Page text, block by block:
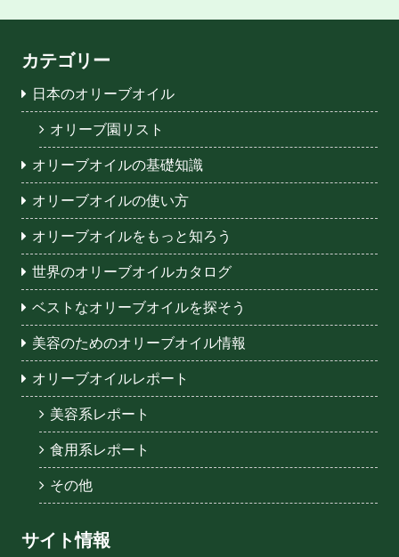
カテゴリー
日本のオリーブオイル
オリーブ園リスト
オリーブオイルの基礎知識
オリーブオイルの使い方
オリーブオイルをもっと知ろう
世界のオリーブオイルカタログ
ベストなオリーブオイルを探そう
美容のためのオリーブオイル情報
オリーブオイルレポート
美容系レポート
食用系レポート
その他
サイト情報